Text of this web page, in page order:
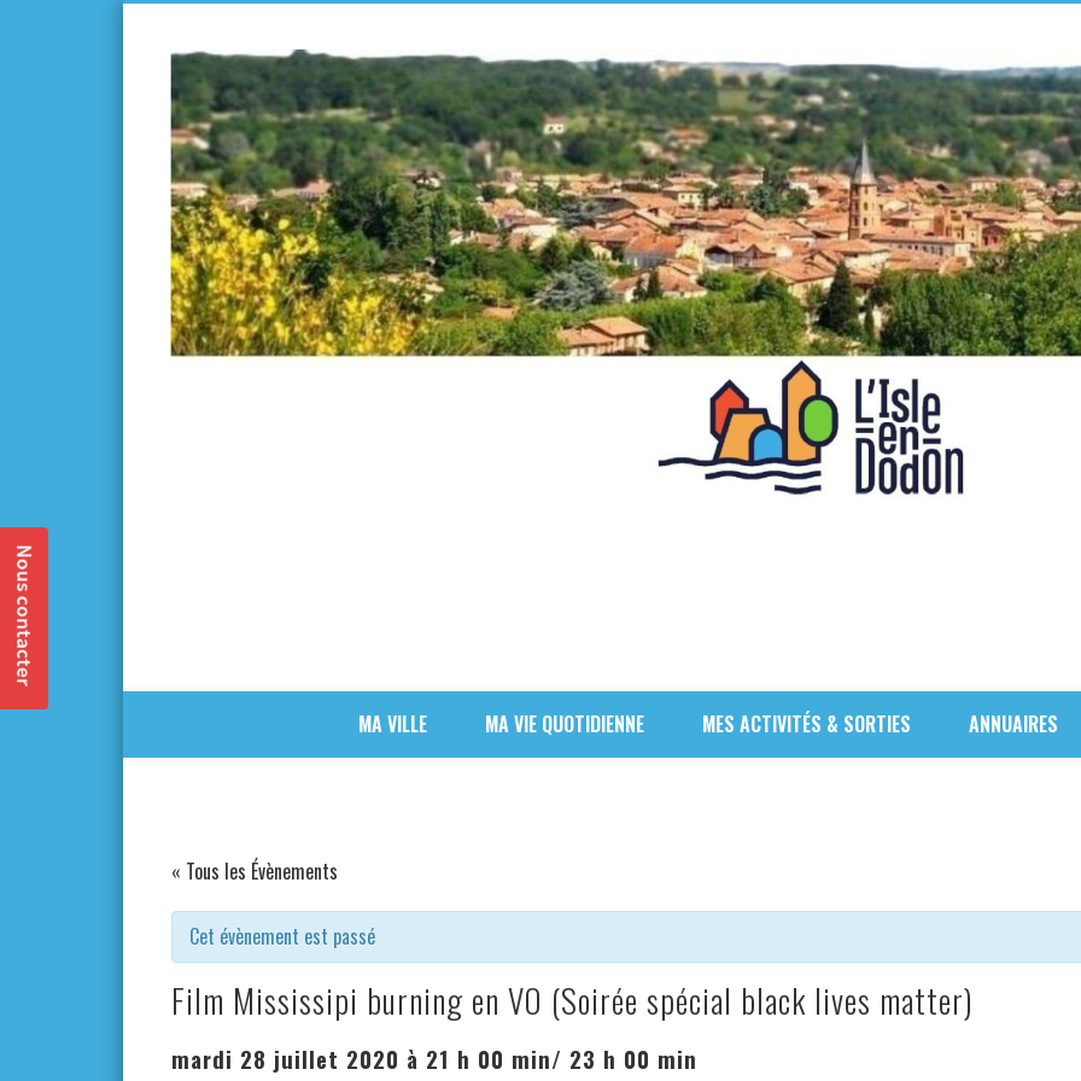
MA VILLE MA VIE QUOTIDIENNE MES ACTIVITÉS & SORTIES ANNUAIRES
« Tous les Évènements
Cet évènement est passé
Film Mississipi burning en VO (Soirée spécial black lives matter)
mardi 28 juillet 2020 à 21 h 00 min/ 23 h 00 min